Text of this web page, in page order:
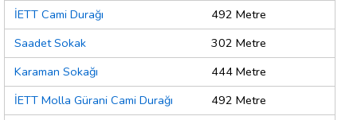
İETT Cami Durağı
492 Metre
Saadet Sokak
302 Metre
Karaman Sokağı
444 Metre
İETT Molla Gürani Cami Durağı
492 Metre